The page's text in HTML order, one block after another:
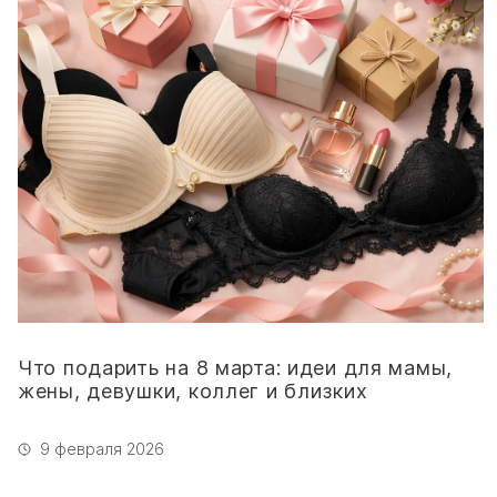
Что подарить на 8 марта: идеи для мамы,
жены, девушки, коллег и близких
9 февраля 2026